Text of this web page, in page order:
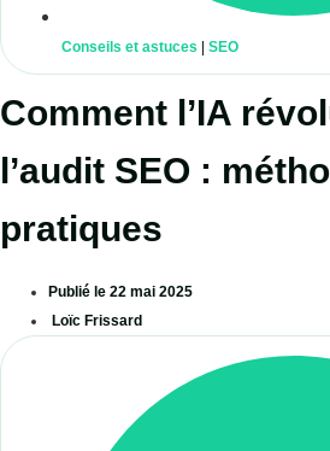
Conseils et astuces SEO
Comment l’IA
l’audit SEO :
pratiques
Publié le 22 mai 2025